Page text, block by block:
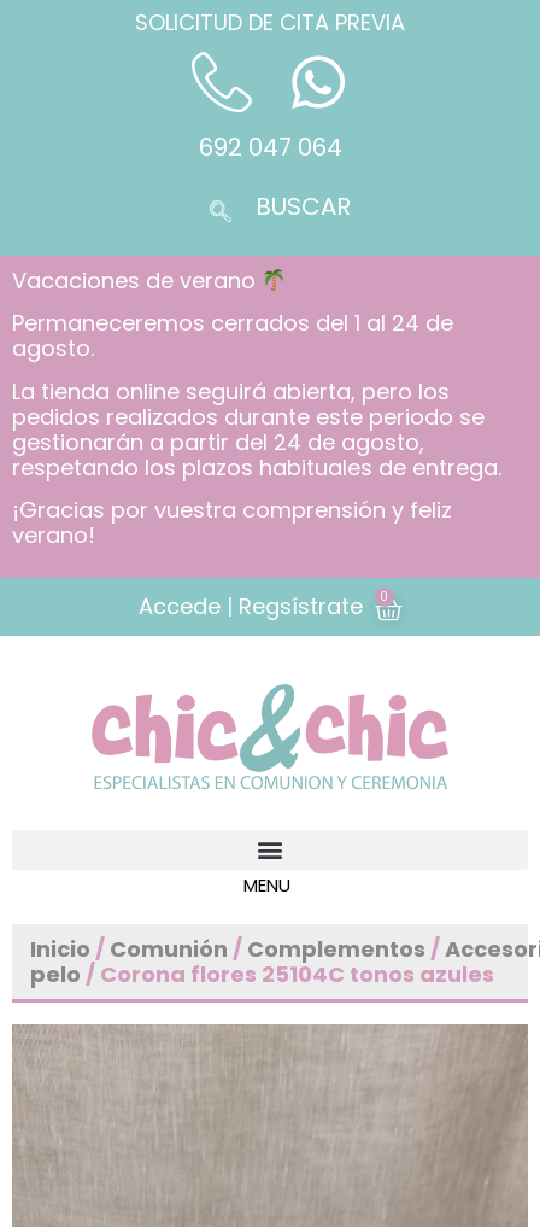
SOLICITUD DE CITA PREVIA
692 047 064
Vacaciones de verano
Permaneceremos cerrados del 1 al 24 de
agosto.
La tienda online seguirá abierta, pero los
pedidos realizados durante este periodo se
gestionarán a partir del 24 de agosto,
respetando los plazos habituales de entrega.
¡Gracias por vuestra comprensión y feliz
verano!
Accede | Regsístrate 0
Inicio / Comunión / Complementos /
pelo / Corona flores 25104C tonos azules